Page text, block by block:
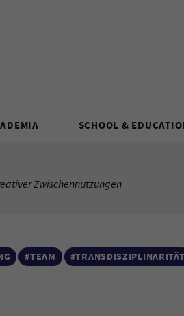
SCHOOL &
Zwischennutzungen
#TEAM #TRANSDISZIPLINARITÄT